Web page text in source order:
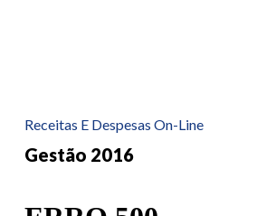
Receitas E Despesas On-Line
Gestão 2016